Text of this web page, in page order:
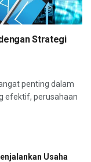
Strategi
penting dalam
efektif, perusahaan
Usaha